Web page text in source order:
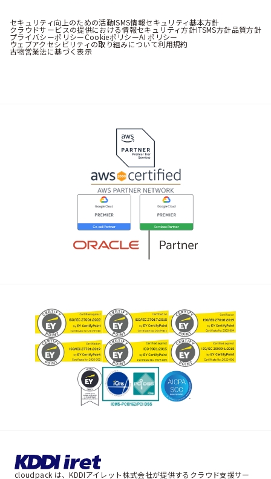
セキュリティ向上のための活動ISMS情報セキュリティ基本方針
クラウドサービスの提供における情報セキュリティ方針ITSMS方針品質方針
プライバシーポリシーCookieポリシーAI ポリシー
ウェブアクセシビリティの取り組みについて利用規約
古物営業法に基づく表示
cloudpack は、KDDIアイレット株式会社が提供するクラウド支援サー